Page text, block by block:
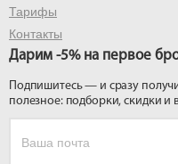
Тарифы
Контакты
Дарим -5% на первое
Подпишитесь — и сразу
полезное: подборки, скидки и